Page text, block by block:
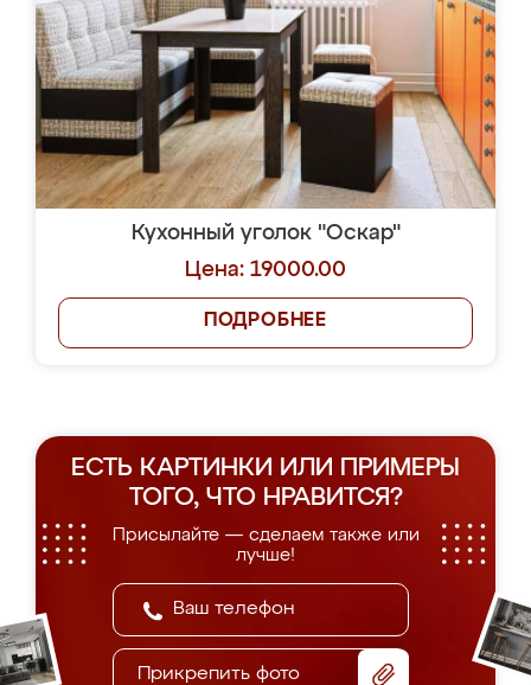
Кухонный уголок "Оскар"
Цена: 19000.00
ПОДРОБНЕЕ
ЕСТЬ КАРТИНКИ ИЛИ ПРИМЕРЫ
ТОГО, ЧТО НРАВИТСЯ?
Присылайте — сделаем также или
лучше!
Прикрепить фото